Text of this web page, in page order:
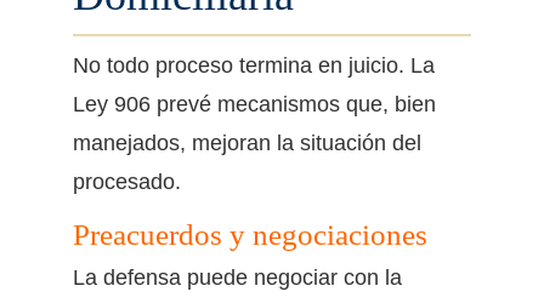
No todo proceso termina en juicio. La
Ley 906 prevé mecanismos que, bien
manejados, mejoran la situación del
procesado.
Preacuerdos y negociaciones
La defensa puede negociar con la